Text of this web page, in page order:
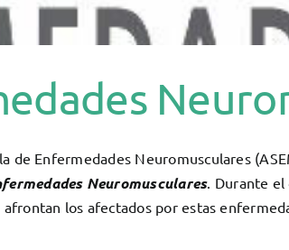
de Enfermedades Neuromusculares
Neuromusculares. Durante el
los afectados por estas